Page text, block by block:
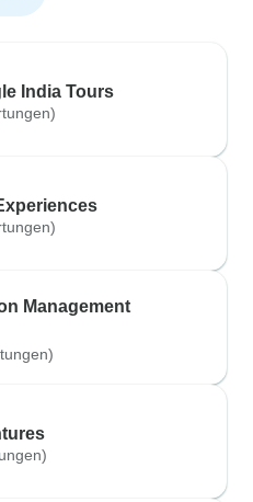
India Tours
Management